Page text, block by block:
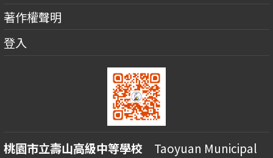
著作權聲明
登入
桃園市立壽山高級中等學校 Taoyuan Municipal